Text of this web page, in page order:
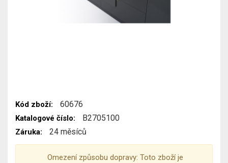
Kód zboží: 60676
Katalogové číslo: B2705100
Záruka: 24 měsíců
Omezení způsobu dopravy: Toto zboží je